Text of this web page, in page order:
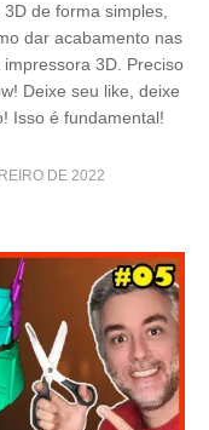
de forma simples,
dar acabamento nas
3D. Preciso
Deixe seu like, deixe
Isso é fundamental!
DE 2022